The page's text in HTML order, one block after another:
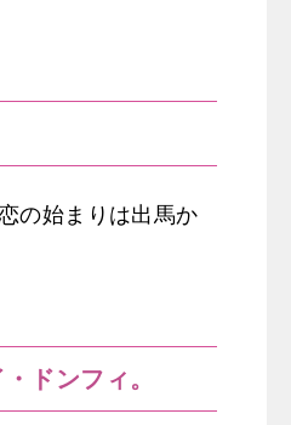
の始まりは出馬か
ドンフィ。